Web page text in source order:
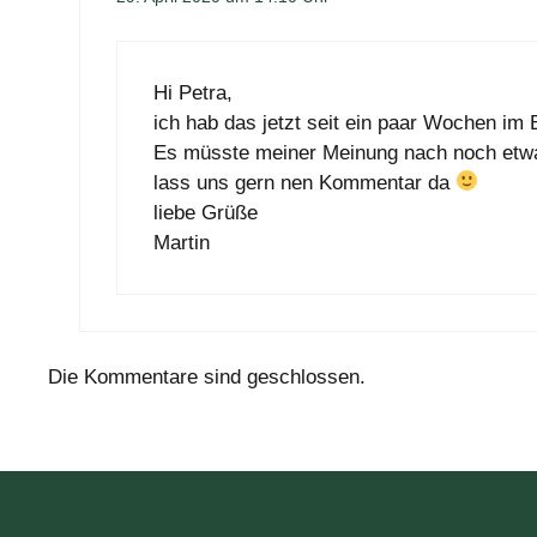
Hi Petra,
ich hab das jetzt seit ein paar Wochen im
Es müsste meiner Meinung nach noch
lass uns gern nen Kommentar da
liebe Grüße
Martin
Die Kommentare sind geschlossen.